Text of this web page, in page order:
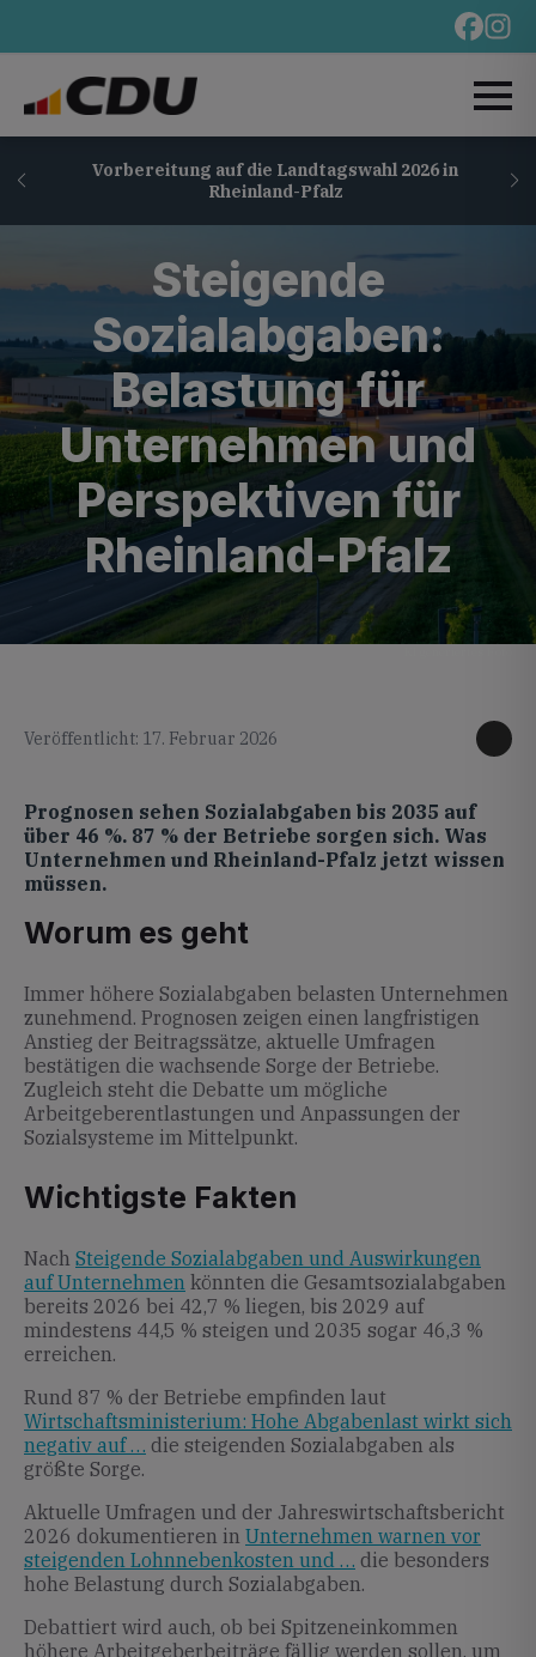
Vorbereitung auf die Landtagswahl 2026 in
Rheinland-Pfalz
Steigende
Sozialabgaben:
Belastung für
Unternehmen und
Perspektiven für
Rheinland-Pfalz
Veröffentlicht: 17. Februar 2026
Prognosen sehen Sozialabgaben bis 2035 auf
über 46 %. 87 % der Betriebe sorgen sich. Was
Unternehmen und Rheinland-Pfalz jetzt wissen
müssen.
Worum es geht
Immer höhere Sozialabgaben belasten Unternehmen
zunehmend. Prognosen zeigen einen langfristigen
Anstieg der Beitragssätze, aktuelle Umfragen
bestätigen die wachsende Sorge der Betriebe.
Zugleich steht die Debatte um mögliche
Arbeitgeberentlastungen und Anpassungen der
Sozialsysteme im Mittelpunkt.
Wichtigste Fakten
Nach Steigende Sozialabgaben und Auswirkungen
auf Unternehmen könnten die Gesamtsozialabgaben
bereits 2026 bei 42,7 % liegen, bis 2029 auf
mindestens 44,5 % steigen und 2035 sogar 46,3 %
erreichen.
Rund 87 % der Betriebe empfinden laut
Wirtschaftsministerium: Hohe Abgabenlast wirkt sich
negativ auf … die steigenden Sozialabgaben als
größte Sorge.
Aktuelle Umfragen und der Jahreswirtschaftsbericht
2026 dokumentieren in Unternehmen warnen vor
steigenden Lohnnebenkosten und … die besonders
hohe Belastung durch Sozialabgaben.
Debattiert wird auch, ob bei Spitzeneinkommen
höhere Arbeitgeberbeiträge fällig werden sollen, um